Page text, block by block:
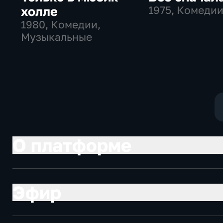
холле
1980, Комедии,
Музыкальные
1975, Комедии